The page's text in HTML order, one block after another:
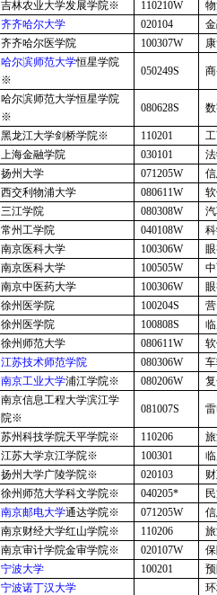
吉林农业大学发展学院※ 110210W
齐齐哈尔大学 020104
齐齐哈尔医学院 100307W
哈尔滨师范大学恒星学院
※
050249S
哈尔滨师范大学恒星学院
※
080628S
黑龙江大学剑桥学院※ 110201
上海金融学院 030101
扬州大学 071205W
西交利物浦大学 080611W
三江学院 080308W
常州工学院 040108W
南京医科大学 100306W
南京医科大学 100505W
南京中医药大学 100306W
徐州医学院 100204S
徐州医学院 100808S
徐州师范大学 080611W
江苏技术师范学院 080306W
南京工业大学浦江学院※ 080206W
南京信息工程大学滨江学
院※
081007S
苏州科技学院天平学院※ 110206
江苏大学京江学院※ 100301
扬州大学广陵学院※ 020103
徐州师范大学科文学院※ 040205*
南京邮电大学通达学院※ 071205W
南京财经大学红山学院※ 110206
南京审计学院金审学院※ 020107W
宁波大学 100201
宁波诺丁汉大学